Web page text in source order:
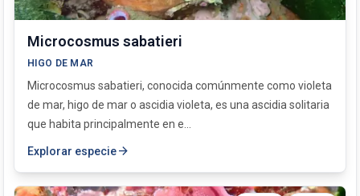
Microcosmus sabatieri
HIGO DE MAR
Microcosmus sabatieri, conocida comúnmente como violeta
de mar, higo de mar o ascidia violeta, es una ascidia solitaria
que habita principalmente en e...
Explorar especiearrow_forward